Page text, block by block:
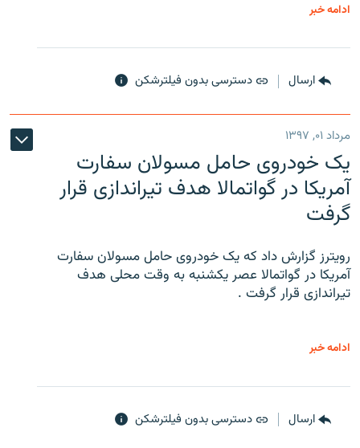
ادامه خبر
ارسال دسترسی بدون فیلترشکن
مرداد ۰۱, ۱۳۹۷
یک خودروی حامل مسولان سفارت
آمریکا در گواتمالا هدف تیراندازی قرار
گرفت
رویترز گزارش داد که یک خودروی حامل مسولان سفارت
آمریکا در گواتمالا عصر یکشنبه به وقت محلی هدف
تیراندازی قرار گرفت .
ادامه خبر
ارسال دسترسی بدون فیلترشکن